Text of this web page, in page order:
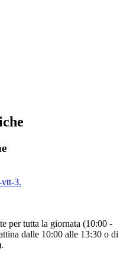
per tutta la giornata (10:00 -
dalle 10:00 alle 13:30 o di